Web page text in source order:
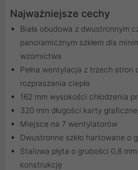
Najważniejsze cechy
Biała obudowa z dwustronnym
panoramicznym szkłem dla
wzornictwa
Pełna wentylacja z trzech stron
rozpraszania ciepła
162 mm wysokości chłodzenia
320 mm długości karty
Miejsce na 7 wentylatorów
Dwustronne szkło hartowane o
Stalowa płyta o grubości 0,8
konstrukcję